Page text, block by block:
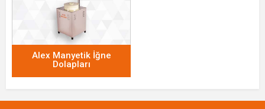
Alex Manyetik İğne
Dolapları